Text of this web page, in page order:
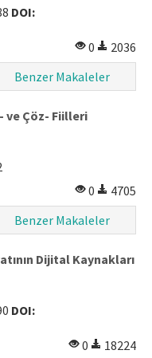
DOI:
0
2036
Benzer Makaleler
ve Çöz- Fiilleri
0
4705
Benzer Makaleler
Dijital Kaynakları
DOI:
0
18224